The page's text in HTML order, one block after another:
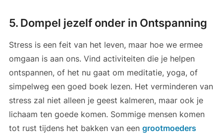
5. Dompel jezelf onder in Ontspanning
Stress is een feit van het leven, maar hoe we ermee
omgaan is aan ons. Vind activiteiten die je helpen
ontspannen, of het nu gaat om meditatie, yoga, of
simpelweg een goed boek lezen. Het verminderen van
stress zal niet alleen je geest kalmeren, maar ook je
lichaam ten goede komen. Sommige mensen komen
tot rust tijdens het bakken van een grootmoeders